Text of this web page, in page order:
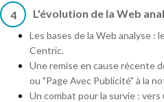
4 L'évolution de la Web
Les bases de la Web analyse :
Centric.
Une remise en cause récente
ou "Page Avec Publicité" à la
Un combat pour la survie :